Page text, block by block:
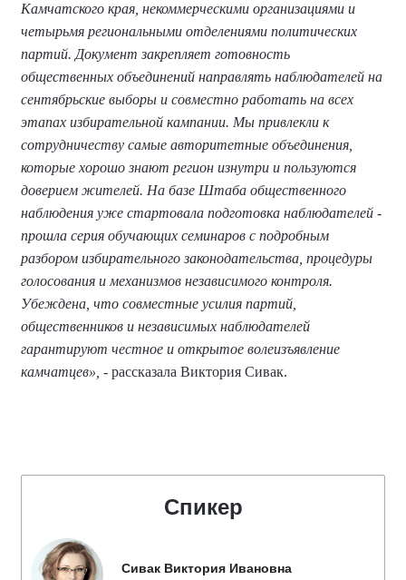
Камчатского края, некоммерческими организациями и
четырьмя региональными отделениями политических
партий. Документ закрепляет готовность
общественных объединений направлять наблюдателей на
сентябрьские выборы и совместно работать на всех
этапах избирательной кампании. Мы привлекли к
сотрудничеству самые авторитетные объединения,
которые хорошо знают регион изнутри и пользуются
доверием жителей. На базе Штаба общественного
наблюдения уже стартовала подготовка наблюдателей -
прошла серия обучающих семинаров с подробным
разбором избирательного законодательства, процедуры
голосования и механизмов независимого контроля.
Убеждена, что совместные усилия партий,
общественников и независимых наблюдателей
гарантируют честное и открытое волеизъявление
камчатцев», - рассказала Виктория Сивак.
Спикер
Сивак Виктория Ивановна